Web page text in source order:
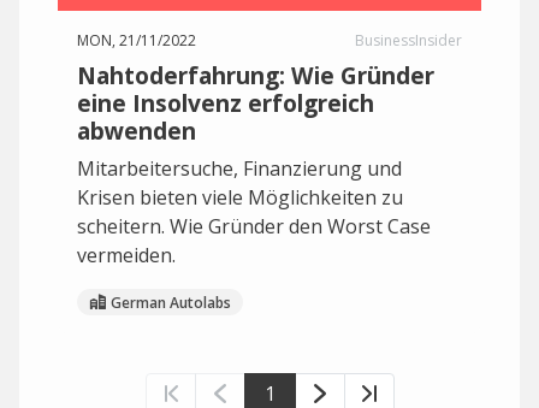
MON, 21/11/2022 BusinessInsider
Nahtoderfahrung: Wie Gründer
eine Insolvenz erfolgreich
abwenden
Mitarbeitersuche, Finanzierung und
Krisen bieten viele Möglichkeiten zu
scheitern. Wie Gründer den Worst Case
vermeiden.
German Autolabs
1